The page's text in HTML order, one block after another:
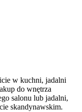
w kuchni, jadalni
do wnętrza
salonu lub jadalni,
skandynawskim.